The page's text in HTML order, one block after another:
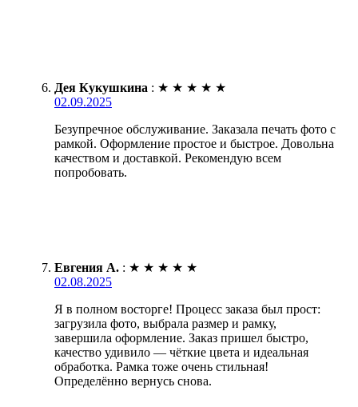
Дея Кукушкина : ★ ★ ★ ★ ★
02.09.2025
Безупречное обслуживание. Заказала печать фото с
рамкой. Оформление простое и быстрое. Довольна
качеством и доставкой. Рекомендую всем
попробовать.
Евгения А. : ★ ★ ★ ★ ★
02.08.2025
Я в полном восторге! Процесс заказа был прост:
загрузила фото, выбрала размер и рамку,
завершила оформление. Заказ пришел быстро,
качество удивило — чёткие цвета и идеальная
обработка. Рамка тоже очень стильная!
Определённо вернусь снова.